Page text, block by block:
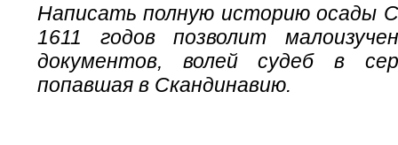
Написать полную историю осады
1611 годов позволит
документов, волей судеб в
попавшая в Скандинавию.